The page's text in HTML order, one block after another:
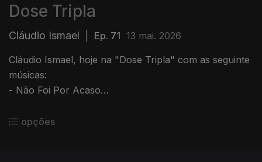
Dose Tripla
Cláudio Ismael Ep. 71 13 mai. 2026
Cláudio Ismael, hoje na "Dose Tripla" com as seguinte
músicas:
- Não Foi Por Acaso
- Vai Ver
opções